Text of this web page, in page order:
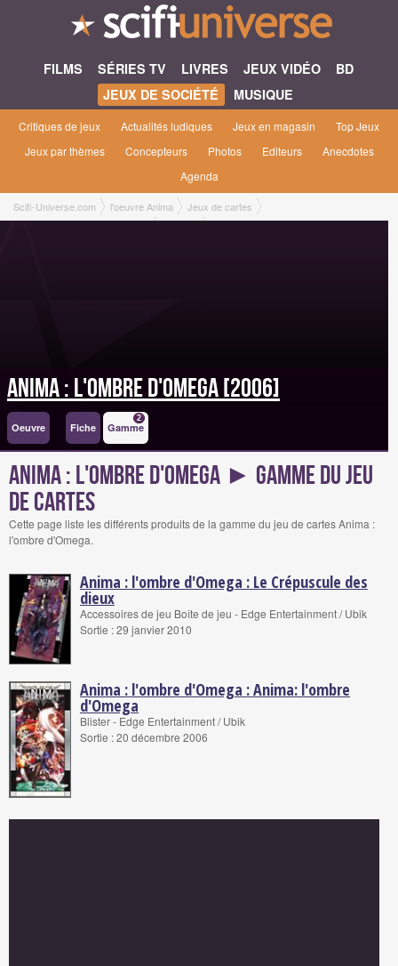
FILMS SÉRIES TV LIVRES JEUX VIDÉO
BD
JEUX DE SOCIÉTÉ
MUSIQUE
Critiques de jeux Actualités ludiques Jeux en magasin
Top Jeux
Jeux par thèmes
Concepteurs Photos Editeurs
Anecdotes
Agenda
Scifi-Universe.com l'oeuvre Anima
Jeux de cartes
Anima : l'ombre d'Omega [2006]
Gamme
Anima : l'ombre d'Omega [2006]
Oeuvre Fiche Gamme
2
Anima : l'ombre d'Omega ► Gamme du jeu
de cartes
Cette page liste les différents produits de la gamme du jeu de cartes Anima :
l'ombre d'Omega.
Anima : l'ombre d'Omega : Le Crépuscule des
dieux
Accessoires de jeu Boîte de jeu - Edge Entertainment / Ubik
Sortie : 29 janvier 2010
Anima : l'ombre d'Omega : Anima: l'ombre
d'Omega
Blister - Edge Entertainment / Ubik
Sortie : 20 décembre 2006